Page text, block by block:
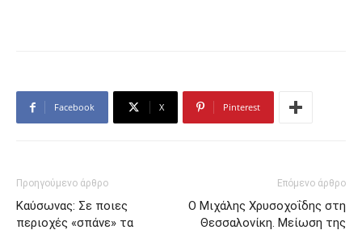
Facebook X Pinterest
Προηγούμενο άρθρο
Καύσωνας: Σε ποιες
περιοχές «σπάνε» τα
Επόμενο άρθρο
Ο Μιχάλης Χρυσοχοΐδης στη
Θεσσαλονίκη. Μείωση της